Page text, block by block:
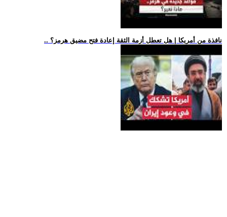
.. نافذة من أمريكا | هل تعطل أزمة الثقة إعادة فتح مضيق هرمز؟